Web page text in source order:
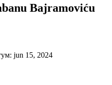
Bajramoviću
jun 15, 2024